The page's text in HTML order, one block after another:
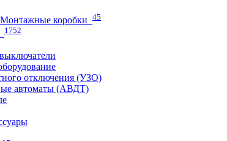
Монтажные коробки 45
1752
отключения (УЗО)
автоматы (АВДТ)